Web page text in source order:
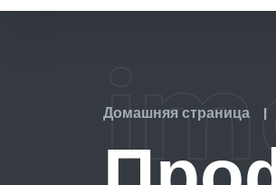
Домашняя страница |